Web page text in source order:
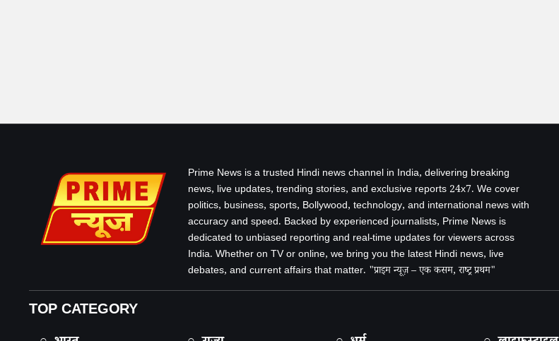
Prime News is a trusted Hindi news channel in India, delivering breaking
news, live updates, trending stories, and exclusive reports 24x7. We cover
politics, business, sports, Bollywood, technology, and international news with
accuracy and speed. Backed by experienced journalists, Prime News is
dedicated to unbiased reporting and real-time updates for viewers across
India. Whether on TV or online, we bring you the latest Hindi news, live
debates, and current affairs that matter. "प्राइम न्यूज़ – एक कसम, राष्ट्र प्रथम"
TOP CATEGORY